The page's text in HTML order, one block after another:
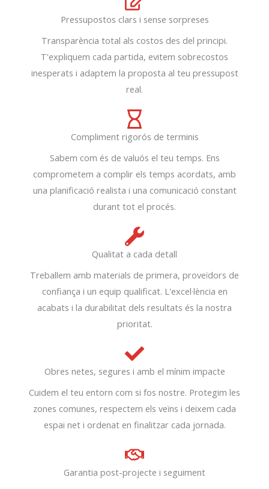
Pressupostos clars i sense sorpreses
Transparència total als costos des del principi.
T'expliquem cada partida, evitem sobrecostos
inesperats i adaptem la proposta al teu pressupost
real.
Compliment rigorós de terminis
Sabem com és de valuós el teu temps. Ens
comprometem a complir els temps acordats, amb
una planificació realista i una comunicació constant
durant tot el procés.
Qualitat a cada detall
Treballem amb materials de primera, proveïdors de
confiança i un equip qualificat. L'excel·lència en
acabats i la durabilitat dels resultats és la nostra
prioritat.
Obres netes, segures i amb el mínim impacte
Cuidem el teu entorn com si fos nostre. Protegim les
zones comunes, respectem els veïns i deixem cada
espai net i ordenat en finalitzar cada jornada.
Garantia post-projecte i seguiment